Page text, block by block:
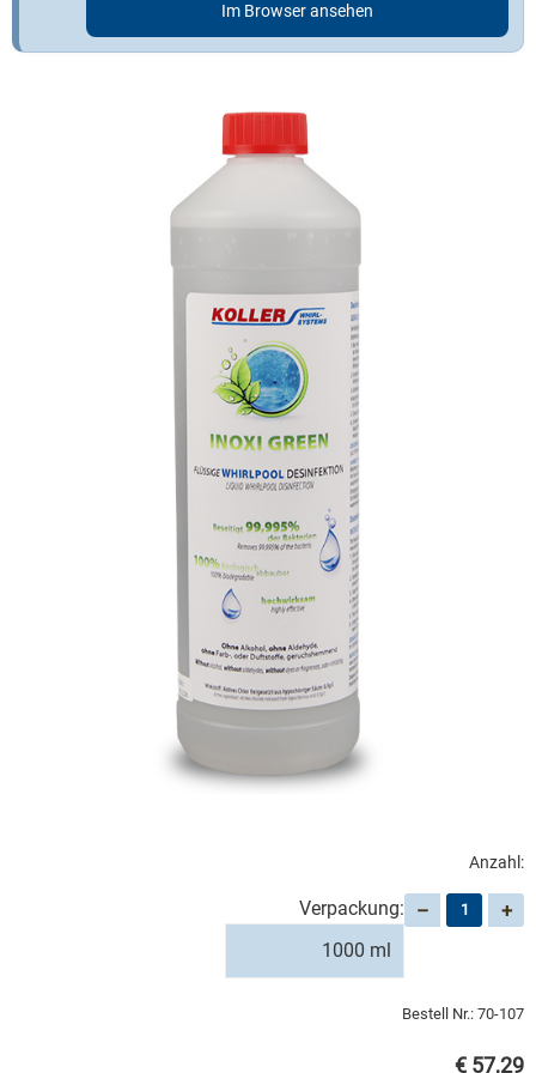
Im Browser ansehen
Anzahl:
– +
Verpackung:
1000 ml
Bestell Nr.: 70-107
€ 57,29